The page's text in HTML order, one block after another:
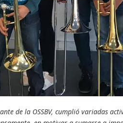
de la OSSBV, cumplió variadas